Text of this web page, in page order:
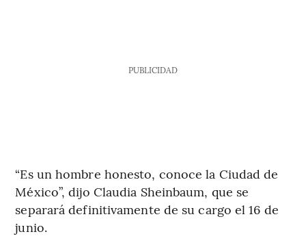
PUBLICIDAD
“Es un hombre honesto, conoce la Ciudad de
México”, dijo Claudia Sheinbaum, que se
separará definitivamente de su cargo el 16 de
junio.